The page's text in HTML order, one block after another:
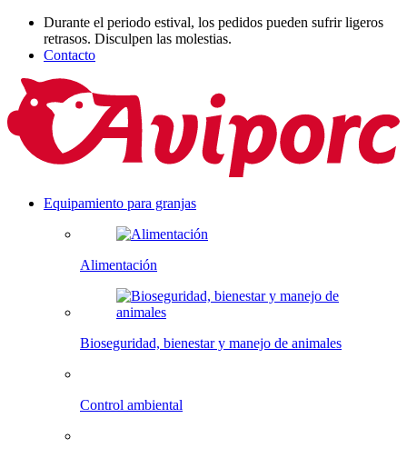
Durante el periodo estival, los pedidos pueden sufrir ligeros
retrasos. Disculpen las molestias.
Contacto
Equipamiento para granjas
Alimentación
Bioseguridad, bienestar y manejo de animales
Control ambiental